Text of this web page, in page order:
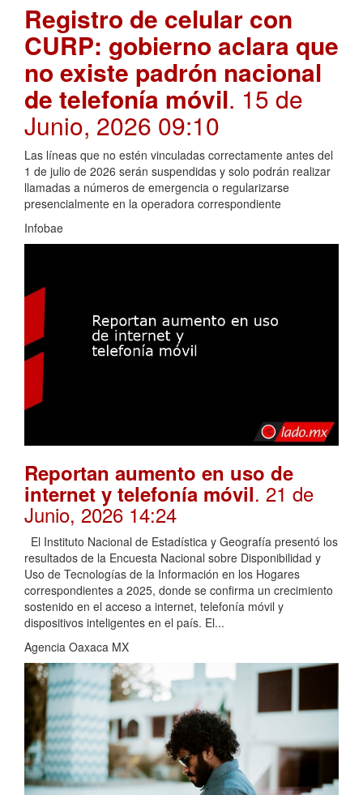
Registro de celular con
CURP: gobierno aclara que
no existe padrón nacional
de telefonía móvil. 15 de
Junio, 2026 09:10
Las líneas que no estén vinculadas correctamente antes del
1 de julio de 2026 serán suspendidas y solo podrán realizar
llamadas a números de emergencia o regularizarse
presencialmente en la operadora correspondiente
Infobae
Reportan aumento en uso de
internet y telefonía móvil. 21 de
Junio, 2026 14:24
El Instituto Nacional de Estadística y Geografía presentó los
resultados de la Encuesta Nacional sobre Disponibilidad y
Uso de Tecnologías de la Información en los Hogares
correspondientes a 2025, donde se confirma un crecimiento
sostenido en el acceso a internet, telefonía móvil y
dispositivos inteligentes en el país. El...
Agencia Oaxaca MX